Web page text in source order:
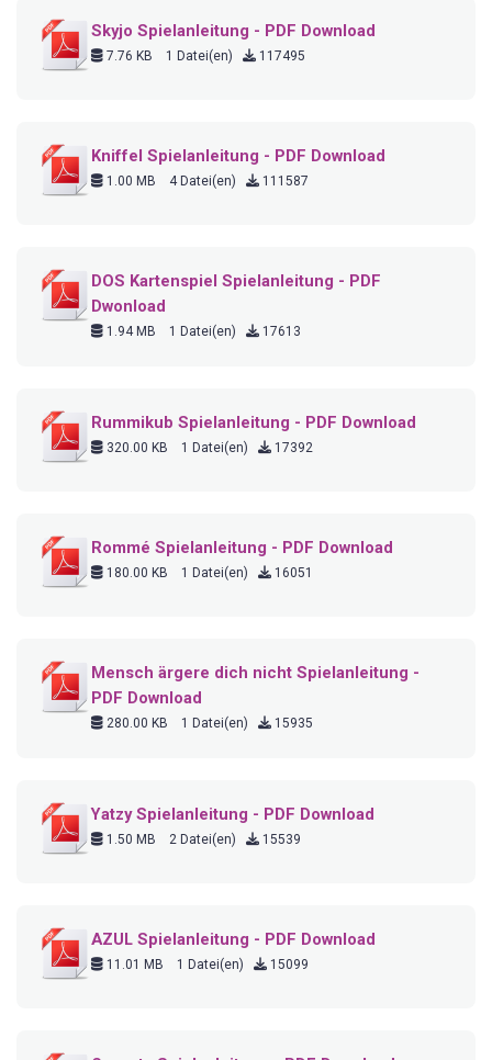
Skyjo Spielanleitung - PDF Download
7.76 KB 1 Datei(en) 117495
Kniffel Spielanleitung - PDF Download
1.00 MB 4 Datei(en) 111587
DOS Kartenspiel Spielanleitung - PDF
Dwonload
1.94 MB 1 Datei(en) 17613
Rummikub Spielanleitung - PDF Download
320.00 KB 1 Datei(en) 17392
Rommé Spielanleitung - PDF Download
180.00 KB 1 Datei(en) 16051
Mensch ärgere dich nicht Spielanleitung -
PDF Download
280.00 KB 1 Datei(en) 15935
Yatzy Spielanleitung - PDF Download
1.50 MB 2 Datei(en) 15539
AZUL Spielanleitung - PDF Download
11.01 MB 1 Datei(en) 15099